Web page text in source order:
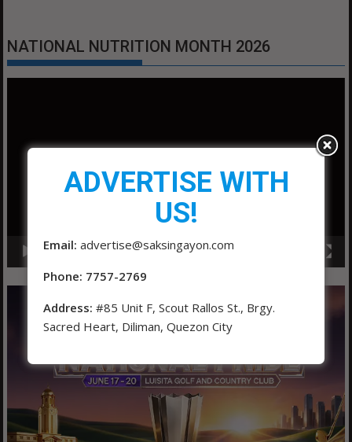
NATIONAL NUTRITION MONTH 2026
ADVERTISE WITH
US!
Email: advertise@saksingayon.com
Phone: 7757-2769
Address: #85 Unit F, Scout Rallos St., Brgy.
Sacred Heart, Diliman, Quezon City